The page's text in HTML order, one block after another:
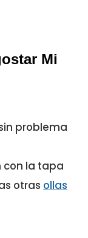
Mi
problema
con la tapa
otras ollas